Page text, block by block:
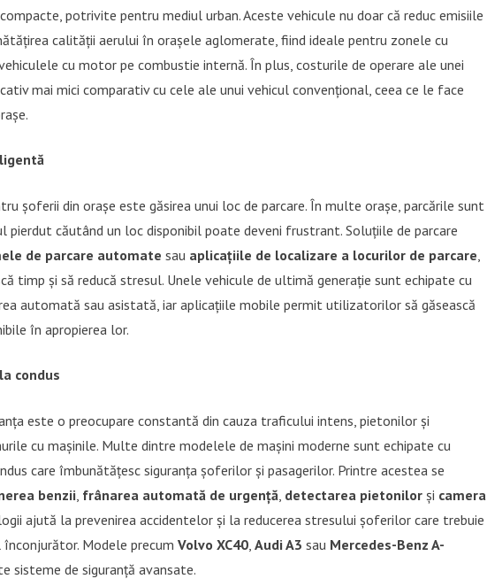
potrivite pentru mediul urban. Aceste vehicule nu doar că reduc emisiile
calității aerului în orașele aglomerate, fiind ideale pentru zonele cu
cu motor pe combustie internă. În plus, costurile de operare ale unei
mai mici comparativ cu cele ale unui vehicul convențional, ceea ce le face
șoferii din orașe este găsirea unui loc de parcare. În multe orașe, parcările sunt
căutând un loc disponibil poate deveni frustrant. Soluțiile de parcare
de parcare automate sau aplicațiile de localizare a locurilor de parcare,
timp și să reducă stresul. Unele vehicule de ultimă generație sunt echipate cu
automată sau asistată, iar aplicațiile mobile permit utilizatorilor să găsească
în apropierea lor.
condus
este o preocupare constantă din cauza traficului intens, pietonilor și
cu mașinile. Multe dintre modelele de mașini moderne sunt echipate cu
care îmbunătățesc siguranța șoferilor și pasagerilor. Printre acestea se
benzii, frânarea automată de urgență, detectarea pietonilor și camera
ajută la prevenirea accidentelor și la reducerea stresului șoferilor care trebuie
Modele precum Volvo XC40, Audi A3 sau Mercedes-Benz A-
sisteme de siguranță avansate.